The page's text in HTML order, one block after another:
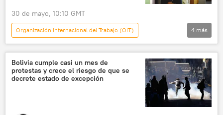
30 de mayo, 10:10 GMT
Organización Internacional del Trabajo (OIT)
Internacional
Keir Starmer
Reino Unido
mercado laboral
4 más
Bolivia cumple casi un mes de
protestas y crece el riesgo de que se
decrete estado de excepción